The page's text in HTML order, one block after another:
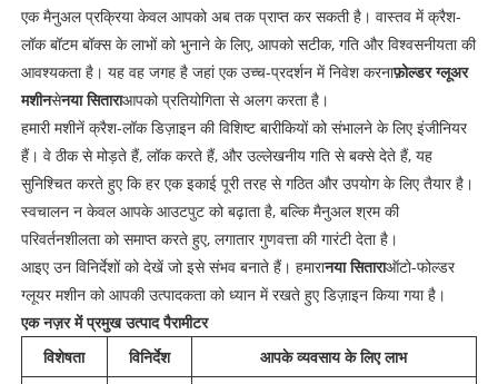
एक मैनुअल प्रक्रिया केवल आपको अब तक प्राप्त कर सकती है। वास्तव में क्रैश-
लॉक बॉटम बॉक्स के लाभों को भुनाने के लिए, आपको सटीक, गति और विश्वसनीयता की
आवश्यकता है। यह वह जगह है जहां एक उच्च-प्रदर्शन में निवेश करनाफ़ोल्डर ग्लूअर
मशीनसेनया सिताराआपको प्रतियोगिता से अलग करता है।
हमारी मशीनें क्रैश-लॉक डिज़ाइन की विशिष्ट बारीकियों को संभालने के लिए इंजीनियर
हैं। वे ठीक से मोड़ते हैं, लॉक करते हैं, और उल्लेखनीय गति से बक्से देते हैं, यह
सुनिश्चित करते हुए कि हर एक इकाई पूरी तरह से गठित और उपयोग के लिए तैयार है।
स्वचालन न केवल आपके आउटपुट को बढ़ाता है, बल्कि मैनुअल श्रम की
परिवर्तनशीलता को समाप्त करते हुए, लगातार गुणवत्ता की गारंटी देता है।
आइए उन विनिर्देशों को देखें जो इसे संभव बनाते हैं। हमारानया सिताराऑटो-फोल्डर
ग्लूयर मशीन को आपकी उत्पादकता को ध्यान में रखते हुए डिज़ाइन किया गया है।
एक नज़र में प्रमुख उत्पाद पैरामीटर
विशेषता
विनिर्देश आपके व्यवसाय के लिए लाभ